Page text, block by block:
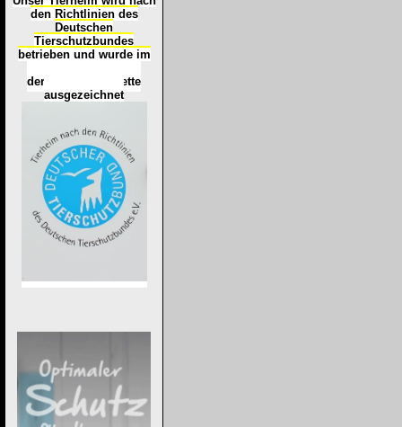
den Richtlinien des
Deutschen
Tierschutzbundes
betrieben und wurde im
der
Tierheimplakette
ausgezeichnet